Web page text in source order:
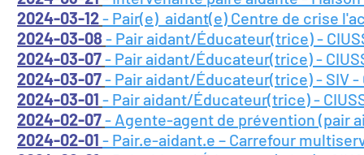
2024-03-12- Pair(e) aidant(e) Centre de crise
2024-03-08 - Pair aidant/Éducateur(trice) -
2024-03-07- Pair aidant/Éducateur(trice) -
2024-03-07- Pair aidant/Éducateur(trice) - SIV -
2024-03-01 - Pair aidant/Éducateur(trice) -
2024-02-07- Agente-agent de prévention (pair
2024-02-01 - Pair.e-aidant.e – Carrefour